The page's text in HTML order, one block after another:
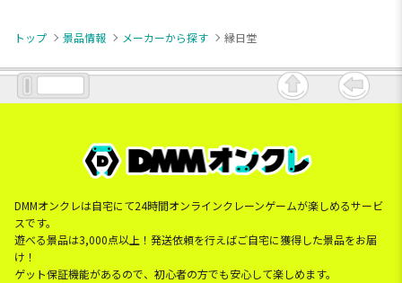
トップ 景品情報 メーカーから探す 縁日堂
DMMオンクレは自宅にて24時間オンラインクレーンゲームが楽しめるサービ
スです。
遊べる景品は3,000点以上！発送依頼を行えばご自宅に獲得した景品をお届
け！
ゲット保証機能があるので、初心者の方でも安心して楽しめます。